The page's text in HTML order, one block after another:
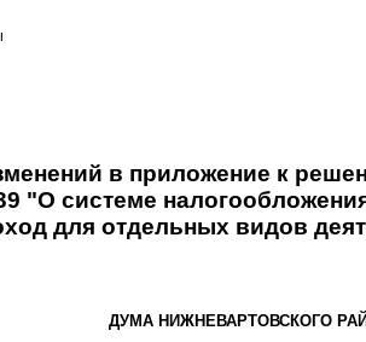
в приложение к
"О системе
для отдельных видов
ДУМА НИЖНЕВАРТОВСКОГО